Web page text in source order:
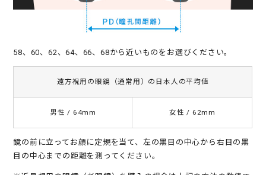
58、60、62、64、66、68から近いものをお選びください。
遠方視用の眼鏡（通常用）の日本人の平均値
男性 / 64mm 女性 / 62mm
鏡の前に立ってお顔に定規を当て、左の黒目の中心から右目の黒
目の中心までの距離を測ってください。